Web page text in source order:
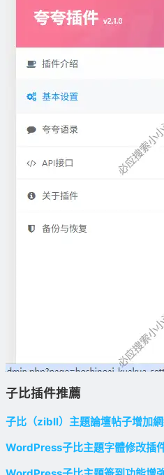
子比插件推薦
子比（zibll）主題論壇帖子增加
WordPress子比主題字體修改插